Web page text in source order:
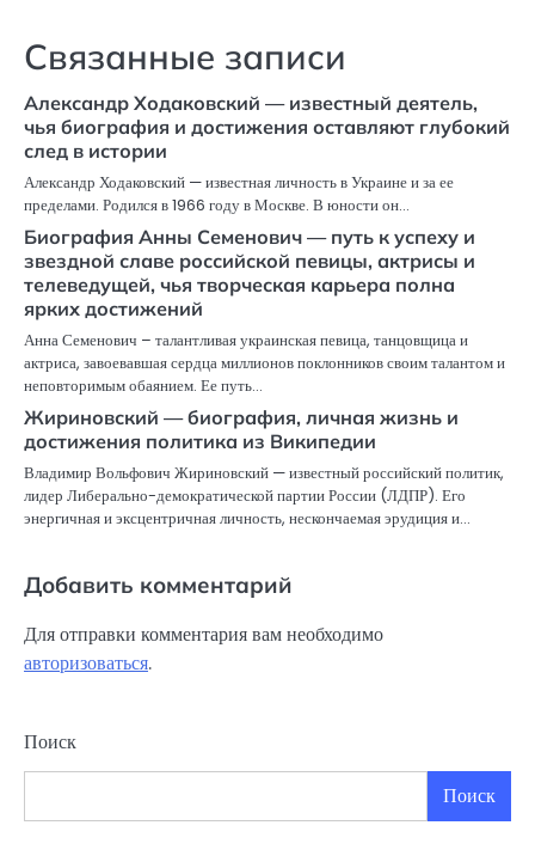
Связанные записи
Александр Ходаковский — известный деятель,
чья биография и достижения оставляют глубокий
след в истории
Александр Ходаковский — известная личность в Украине и за ее
пределами. Родился в 1966 году в Москве. В юности он…
Биография Анны Семенович — путь к успеху и
звездной славе российской певицы, актрисы и
телеведущей, чья творческая карьера полна
ярких достижений
Анна Семенович – талантливая украинская певица, танцовщица и
актриса, завоевавшая сердца миллионов поклонников своим талантом и
неповторимым обаянием. Ее путь…
Жириновский — биография, личная жизнь и
достижения политика из Википедии
Владимир Вольфович Жириновский — известный российский политик,
лидер Либерально-демократической партии России (ЛДПР). Его
энергичная и эксцентричная личность, нескончаемая эрудиция и…
Добавить комментарий
Для отправки комментария вам необходимо
авторизоваться.
Поиск
Поиск